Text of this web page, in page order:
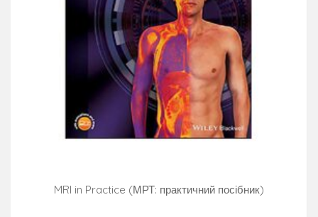
MRI in Practice (МРТ: практичний посібник)